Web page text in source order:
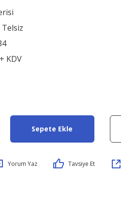
KDV
Sepete Ekle
Yorum Yaz Tavsiye Et